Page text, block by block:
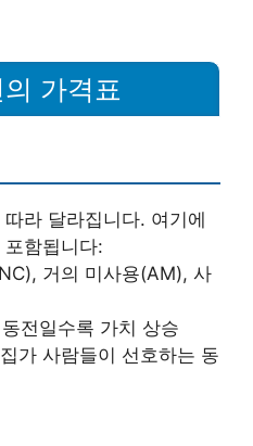
가격표
라 달라집니다. 여기에
함됩니다:
거의 미사용(AM), 사
전일수록 가치 상승
가 사람들이 선호하는 동